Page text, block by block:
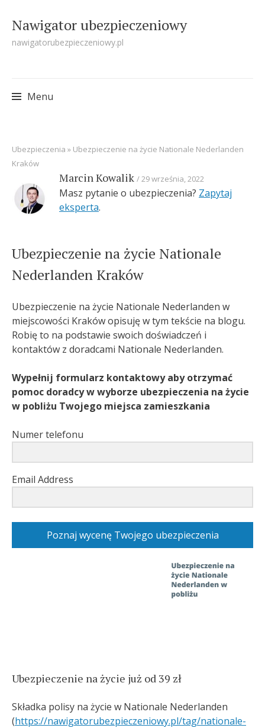
Nawigator ubezpieczeniowy
nawigatorubezpieczeniowy.pl
Menu
to
Ubezpieczenia » Ubezpieczenie na życie Nationale Nederlanden
Kraków
Marcin Kowalik 29 września, 2022
Masz pytanie o ubezpieczenia? Zapytaj
eksperta.
Ubezpieczenie na życie Nationale
Nederlanden Kraków
Ubezpieczenie na życie Nationale Nederlanden w
miejscowości Kraków opisuję w tym tekście na blogu.
Robię to na podstawie swoich doświadczeń i
kontaktów z doradcami Nationale Nederlanden.
Wypełnij formularz kontaktowy aby otrzymać
pomoc doradcy w wyborze ubezpieczenia na życie
w pobliżu Twojego miejsca zamieszkania
Numer telefonu
Email Address
Poznaj wycenę Twojego ubezpieczenia
Ubezpieczenie na życie już od 39 zł
Składka polisy na życie w Nationale Nederlanden
(https://nawigatorubezpieczeniowy.pl/tag/nationale-